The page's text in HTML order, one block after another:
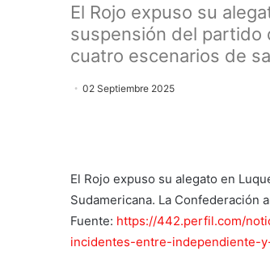
El Rojo expuso su
suspensión del partido
cuatro escenarios de
02 Septiembre 2025
El Rojo expuso su alegato en
Sudamericana. La Confederación
Fuente: https://442.perfil.com/
incidentes-entre-independiente-